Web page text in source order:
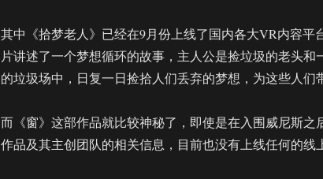
其中《拾梦老人》已经在9月份上线了国内各大VR内容平
片讲述了一个梦想循环的故事，主人公是捡垃圾的老头和
的垃圾场中，日复一日捡拾人们丢弃的梦想，为这些人们
而《窗》这部作品就比较神秘了，即使是在入围威尼斯之
作品及其主创团队的相关信息，目前也没有上线任何的线